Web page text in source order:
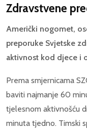
Zdravstvene
Američki nogomet,
preporuke Svjetske
aktivnost kod djece i
Prema smjernicama
baviti najmanje 60
tjelesnom aktivnošću
minuta tjedno. Timski